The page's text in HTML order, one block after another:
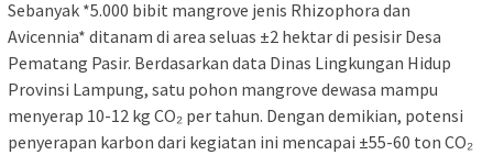
Sebanyak *5.000 bibit mangrove jenis Rhizophora dan
Avicennia* ditanam di area seluas ±2 hektar di pesisir Desa
Pematang Pasir. Berdasarkan data Dinas Lingkungan Hidup
Provinsi Lampung, satu pohon mangrove dewasa mampu
menyerap 10-12 kg CO₂ per tahun. Dengan demikian, potensi
penyerapan karbon dari kegiatan ini mencapai ±55-60 ton CO₂